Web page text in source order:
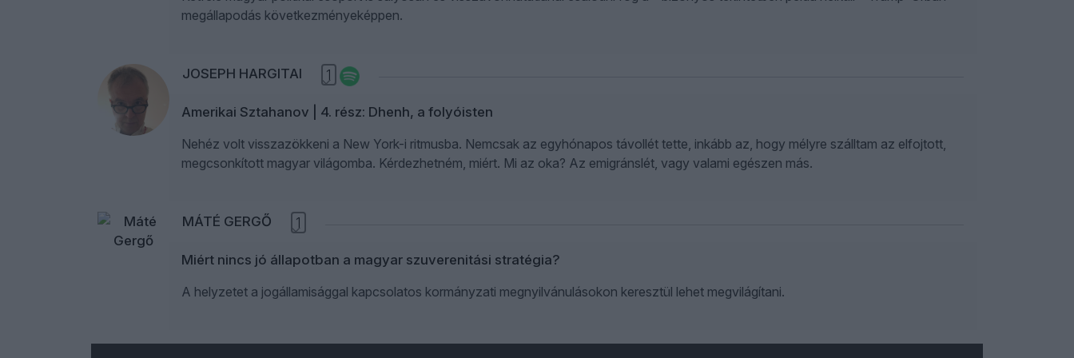
megállapodás következményeképpen.
JOSEPH HARGITAI 1
Amerikai Sztahanov | 4. rész: Dhenh, a folyóisten
Nehéz volt visszazökkeni a New York-i ritmusba. Nemcsak az egyhónapos távollét tette, inkább az, hogy mélyre szálltam az elfojtott,
megcsonkított magyar világomba. Kérdezhetném, miért. Mi az oka? Az emigránslét, vagy valami egészen más.
MÁTÉ GERGŐ 1
Miért nincs jó állapotban a magyar szuverenitási stratégia?
A helyzetet a jogállamisággal kapcsolatos kormányzati megnyilvánulásokon keresztül lehet megvilágítani.